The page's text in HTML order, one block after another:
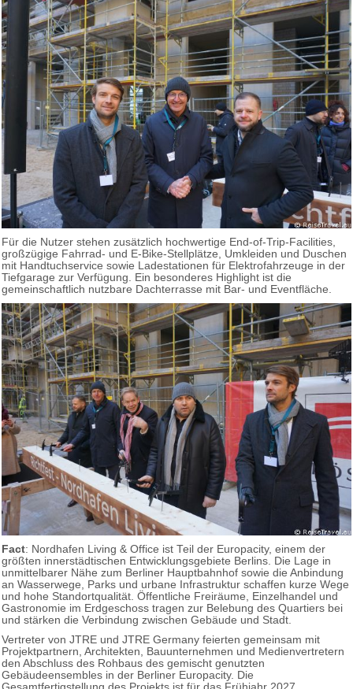
Für die Nutzer stehen zusätzlich hochwertige End-of-Trip-Facilities,
großzügige Fahrrad- und E-Bike-Stellplätze, Umkleiden und Duschen
mit Handtuchservice sowie Ladestationen für Elektrofahrzeuge in der
Tiefgarage zur Verfügung. Ein besonderes Highlight ist die
gemeinschaftlich nutzbare Dachterrasse mit Bar- und Eventfläche.
Fact: Nordhafen Living & Office ist Teil der Europacity, einem der
größten innerstädtischen Entwicklungsgebiete Berlins. Die Lage in
unmittelbarer Nähe zum Berliner Hauptbahnhof sowie die Anbindung
an Wasserwege, Parks und urbane Infrastruktur schaffen kurze Wege
und hohe Standortqualität. Öffentliche Freiräume, Einzelhandel und
Gastronomie im Erdgeschoss tragen zur Belebung des Quartiers bei
und stärken die Verbindung zwischen Gebäude und Stadt.
Vertreter von JTRE und JTRE Germany feierten gemeinsam mit
Projektpartnern, Architekten, Bauunternehmen und Medienvertretern
den Abschluss des Rohbaus des gemischt genutzten
Gebäudeensembles in der Berliner Europacity. Die